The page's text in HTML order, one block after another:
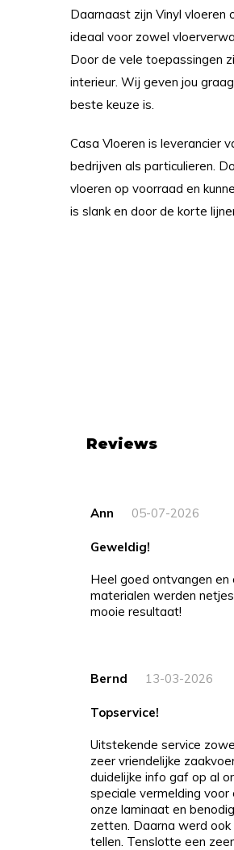
Daarnaast zijn Vinyl vloeren
ideaal voor zowel
Door de vele toepassingen
interieur. Wij geven jou
beste keuze is.
Casa Vloeren is leverancier
bedrijven als particulieren.
vloeren op voorraad en
is slank en door de korte
Reviews
Ann 05-07-2026
Geweldig!
Heel goed ontvangen
materialen werden
mooie resultaat!
Bernd 13-03-2026
Topservice!
Uitstekende service
zeer vriendelijke
duidelijke info gaf op al
speciale vermelding
onze laminaat en
zetten. Daarna werd
tellen. Tenslotte een